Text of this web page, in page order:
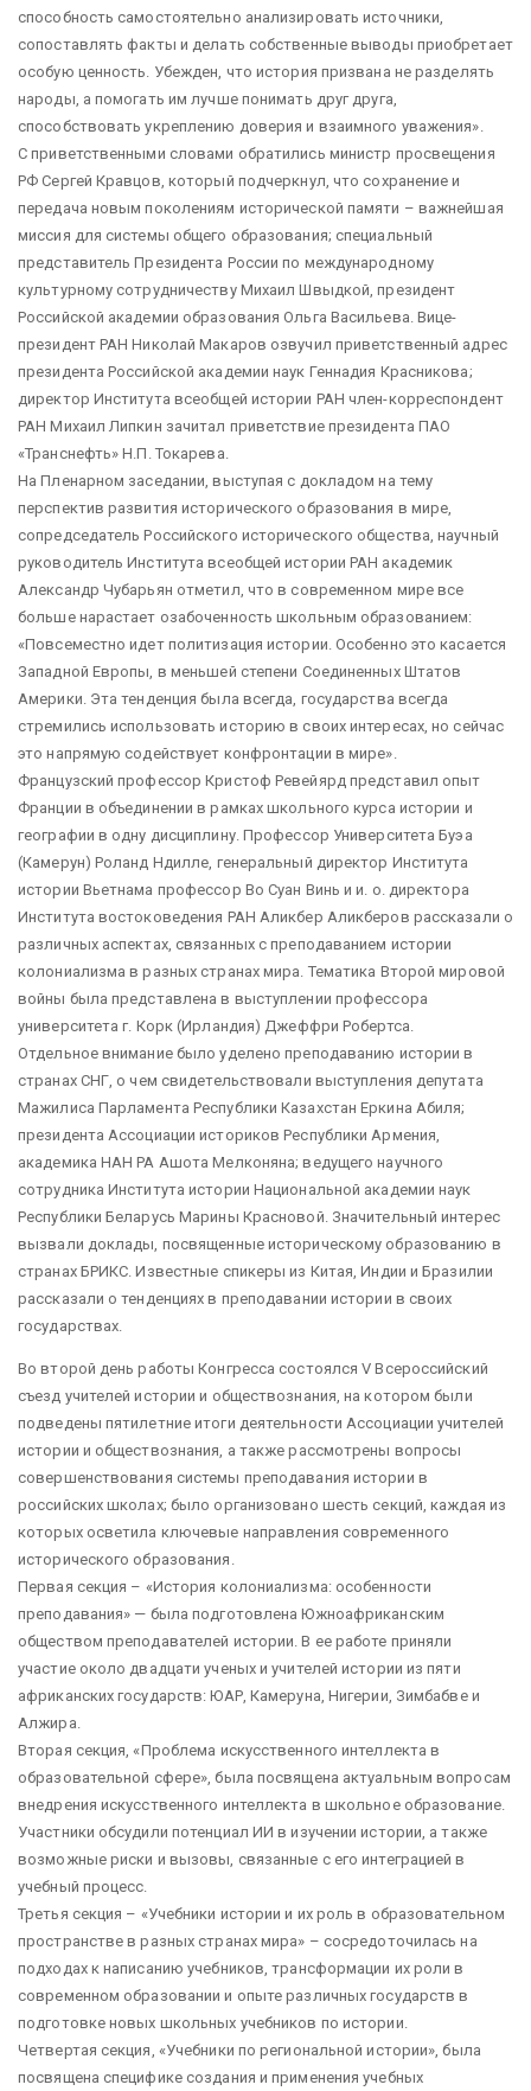
способность самостоятельно анализировать источники,
сопоставлять факты и делать собственные выводы приобретает
особую ценность. Убежден, что история призвана не разделять
народы, а помогать им лучше понимать друг друга,
способствовать укреплению доверия и взаимного уважения».
С приветственными словами обратились министр просвещения
РФ Сергей Кравцов, который подчеркнул, что сохранение и
передача новым поколениям исторической памяти – важнейшая
миссия для системы общего образования; специальный
представитель Президента России по международному
культурному сотрудничеству Михаил Швыдкой, президент
Российской академии образования Ольга Васильева. Вице-
президент РАН Николай Макаров озвучил приветственный адрес
президента Российской академии наук Геннадия Красникова;
директор Института всеобщей истории РАН член-корреспондент
РАН Михаил Липкин зачитал приветствие президента ПАО
«Транснефть» Н.П. Токарева.
На Пленарном заседании, выступая с докладом на тему
перспектив развития исторического образования в мире,
сопредседатель Российского исторического общества, научный
руководитель Института всеобщей истории РАН академик
Александр Чубарьян отметил, что в современном мире все
больше нарастает озабоченность школьным образованием:
«Повсеместно идет политизация истории. Особенно это касается
Западной Европы, в меньшей степени Соединенных Штатов
Америки. Эта тенденция была всегда, государства всегда
стремились использовать историю в своих интересах, но сейчас
это напрямую содействует конфронтации в мире».
Французский профессор Кристоф Ревейярд представил опыт
Франции в объединении в рамках школьного курса истории и
географии в одну дисциплину. Профессор Университета Буэа
(Камерун) Роланд Ндилле, генеральный директор Института
истории Вьетнама профессор Во Суан Винь и и. о. директора
Института востоковедения РАН Аликбер Аликберов рассказали о
различных аспектах, связанных с преподаванием истории
колониализма в разных странах мира. Тематика Второй мировой
войны была представлена в выступлении профессора
университета г. Корк (Ирландия) Джеффри Робертса.
Отдельное внимание было уделено преподаванию истории в
странах СНГ, о чем свидетельствовали выступления депутата
Мажилиса Парламента Республики Казахстан Еркина Абиля;
президента Ассоциации историков Республики Армения,
академика НАН РА Ашота Мелконяна; ведущего научного
сотрудника Института истории Национальной академии наук
Республики Беларусь Марины Красновой. Значительный интерес
вызвали доклады, посвященные историческому образованию в
странах БРИКС. Известные спикеры из Китая, Индии и Бразилии
рассказали о тенденциях в преподавании истории в своих
государствах.
Во второй день работы Конгресса состоялся V Всероссийский
съезд учителей истории и обществознания, на котором были
подведены пятилетние итоги деятельности Ассоциации учителей
истории и обществознания, а также рассмотрены вопросы
совершенствования системы преподавания истории в
российских школах; было организовано шесть секций, каждая из
которых осветила ключевые направления современного
исторического образования.
Первая секция – «История колониализма: особенности
преподавания» — была подготовлена Южноафриканским
обществом преподавателей истории. В ее работе приняли
участие около двадцати ученых и учителей истории из пяти
африканских государств: ЮАР, Камеруна, Нигерии, Зимбабве и
Алжира.
Вторая секция, «Проблема искусственного интеллекта в
образовательной сфере», была посвящена актуальным вопросам
внедрения искусственного интеллекта в школьное образование.
Участники обсудили потенциал ИИ в изучении истории, а также
возможные риски и вызовы, связанные с его интеграцией в
учебный процесс.
Третья секция – «Учебники истории и их роль в образовательном
пространстве в разных странах мира» – сосредоточилась на
подходах к написанию учебников, трансформации их роли в
современном образовании и опыте различных государств в
подготовке новых школьных учебников по истории.
Четвертая секция, «Учебники по региональной истории», была
посвящена специфике создания и применения учебных